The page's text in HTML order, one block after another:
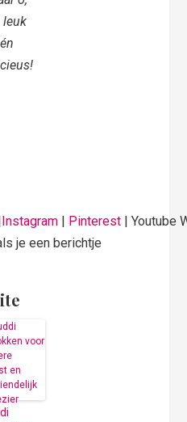
leuk
én
Instagram Pinterest | Youtube
je een berichtje